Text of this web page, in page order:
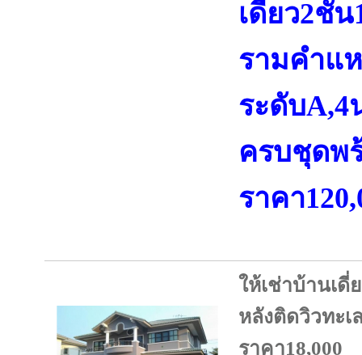
เดี่ยว2ชั้
รามคำแ
ระดับA,4
ครบชุดพ
ราคา
ให้เช่าบ้านเ
หลังติดวิวทะเ
ราคา18,000